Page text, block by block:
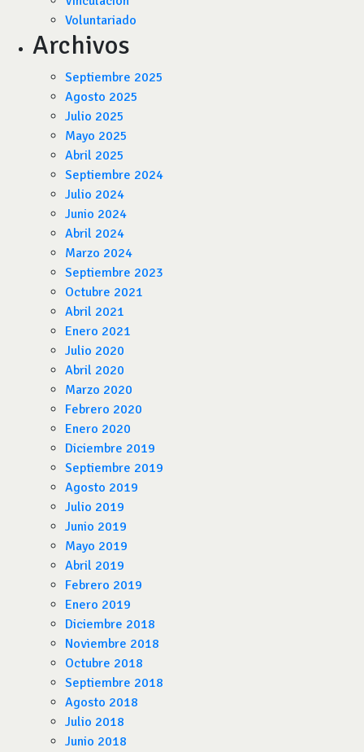
Voluntariado
Archivos
Septiembre 2025
Agosto 2025
Julio 2025
Mayo 2025
Abril 2025
Septiembre 2024
Julio 2024
Junio 2024
Abril 2024
Marzo 2024
Septiembre 2023
Octubre 2021
Abril 2021
Enero 2021
Julio 2020
Abril 2020
Marzo 2020
Febrero 2020
Enero 2020
Diciembre 2019
Septiembre 2019
Agosto 2019
Julio 2019
Junio 2019
Mayo 2019
Abril 2019
Febrero 2019
Enero 2019
Diciembre 2018
Noviembre 2018
Octubre 2018
Septiembre 2018
Agosto 2018
Julio 2018
Junio 2018